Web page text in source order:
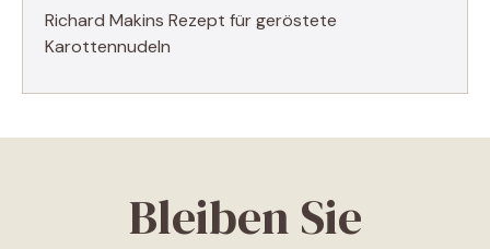
Richard Makins Rezept für geröstete
Karottennudeln
Bleiben Sie